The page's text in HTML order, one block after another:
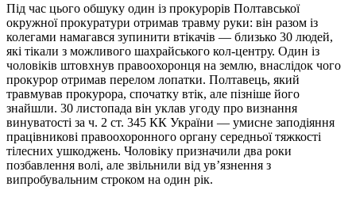
Під час цього обшуку один із прокурорів Полтавської
окружної прокуратури отримав травму руки: він разом із
колегами намагався зупинити втікачів — близько 30 людей,
які тікали з можливого шахрайського кол-центру. Один із
чоловіків штовхнув правоохоронця на землю, внаслідок чого
прокурор отримав перелом лопатки. Полтавець, який
травмував прокурора, спочатку втік, але пізніше його
знайшли. 30 листопада він уклав угоду про визнання
винуватості за ч. 2 ст. 345 КК України — умисне заподіяння
працівникові правоохоронного органу середньої тяжкості
тілесних ушкоджень. Чоловіку призначили два роки
позбавлення волі, але звільнили від ув’язнення з
випробувальним строком на один рік.